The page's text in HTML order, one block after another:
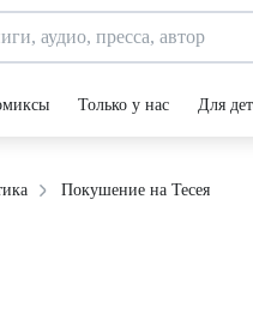
Только у нас Для
Покушение на Тесея